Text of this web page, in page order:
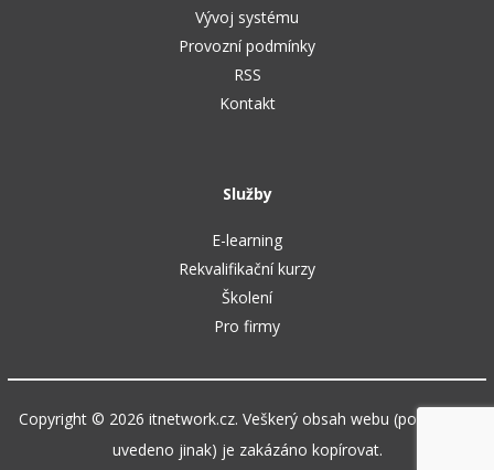
Vývoj systému
Provozní podmínky
RSS
Kontakt
Služby
E-learning
Rekvalifikační kurzy
Školení
Pro firmy
Copyright © 2026 itnetwork.cz. Veškerý obsah webu (pokud není
uvedeno jinak) je zakázáno kopírovat.